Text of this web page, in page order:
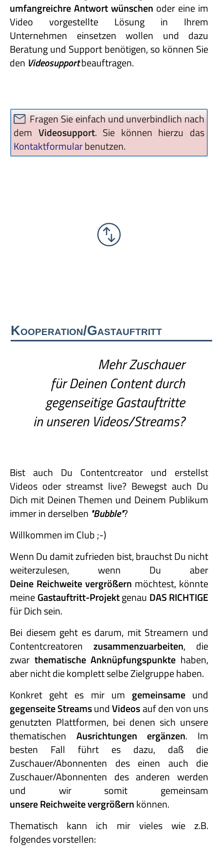
umfangreichre Antwort wünschen oder eine im
Video vorgestellte Lösung in Ihrem
Unternehmen einsetzen wollen und dazu
Beratung und Support benötigen, so können Sie
den Videosupportbeauftragen.
Fragen Sie einfach und unverbindlich nach
dem Videosupport. Sie können hierzu das
Kontaktformularbenutzen.
Kooperation/Gastauftritt
Mehr Zuschauer
für Deinen Content durch
gegenseitige Gastauftritte
in unseren Videos/Streams?
Bist auch Du Contentcreator und erstellst
Videos oder streamst live? Bewegst auch Du
Dich mit Deinen Themen und Deinem Publikum
immer in derselben "Bubble"?
Willkommen im Club ;-)
Wenn Du damit zufrieden bist, brauchst Du nicht
weiterzulesen, wenn Du aber
Deine Reichweite vergrößern möchtest, könnte
meineGastauftritt-Projektgenau DAS RICHTIGE
für Dich sein.
Bei diesem geht es darum, mit Streamern und
Contentcreatoren zusammenzuarbeiten, die
zwar thematische Anknüpfungspunkte haben,
aber nicht die komplett selbe Zielgruppe haben.
Konkret geht es mir um gemeinsameund
gegenseite StreamsundVideosauf den von uns
genutzten Plattformen, bei denen sich unsere
thematischen Ausrichtungen ergänzen. Im
besten Fall führt es dazu, daß die
Zuschauer/Abonnenten des einen auch die
Zuschauer/Abonnenten des anderen werden
und wir somit gemeinsam
unsere Reichweite vergrößernkönnen.
Thematisch kann ich mir vieles wie z.B.
folgendes vorstellen: